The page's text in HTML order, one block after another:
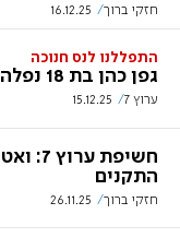
חזקי ברוך 16.12.25
התפללנו לנס חנוכה
גפן כהן בת 18 נפלה מריינג'ר ונהרגה
ערוץ 7 15.12.25
חשיפת
התקנים
חזקי ברוך 26.11.25